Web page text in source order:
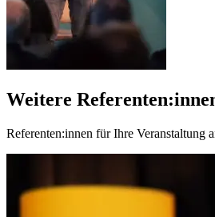
Weitere
Referenten:innen für Ihre Veranstaltung